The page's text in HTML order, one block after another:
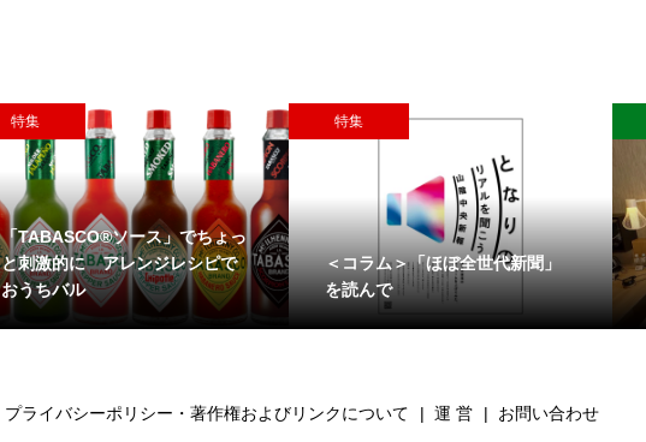
特集
「TABASCO®ソース」でちょっ
と刺激的に アレンジレシピで
おうちバル
特集
＜コラム＞「ほぼ全世代新聞」
を読んで
プライバシーポリシー・著作権およびリンクについて 運 営 お問い合わせ